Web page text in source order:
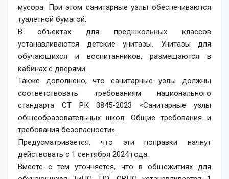
мусора. При этом санитарные узлы обеспечиваются
туалетной бумагой.
В объектах для предшкольных классов
устанавливаются детские унитазы. Унитазы для
обучающихся и воспитанников, размещаются в
кабинах с дверями.
Также дополнено, что санитарные узлы должны
соответствовать требованиям национального
стандарта СТ РК 3845-2023 «Санитарные узлы
общеобразовательных школ. Общие требования и
требования безопасности».
Предусматривается, что эти поправки начнут
действовать с 1 сентября 2024 года.
Вместе с тем уточняется, что в общежитиях для